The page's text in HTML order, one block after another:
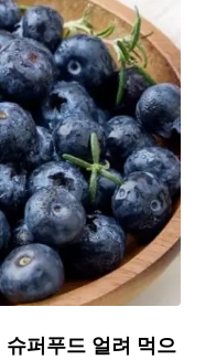
퍼푸드 얼려 먹으